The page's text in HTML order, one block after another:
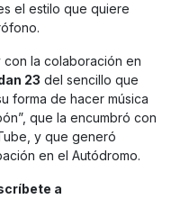
el estilo que quiere
la colaboración en
23 del sencillo que
forma de hacer música
que la encumbró con
y que generó
en el Autódromo.
a